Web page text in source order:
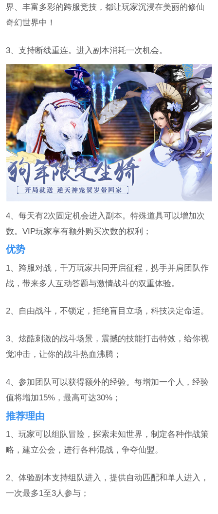
界、丰富多彩的跨服竞技，都让玩家沉浸在美丽的修仙
奇幻世界中！
3、支持断线重连。进入副本消耗一次机会。
4、每天有2次固定机会进入副本。特殊道具可以增加次
数。VIP玩家享有额外购买次数的权利；
优势
1、跨服对战，千万玩家共同开启征程，携手并肩团队作
战，带来多人互动答题与激情战斗的双重体验。
2、自由战斗，不锁定，拒绝盲目立场，科技决定命运。
3、炫酷刺激的战斗场景，震撼的技能打击特效，给你视
觉冲击，让你的战斗热血沸腾；
4、参加团队可以获得额外的经验。每增加一个人，经验
值将增加15%，最高可达30%；
推荐理由
1、玩家可以组队冒险，探索未知世界，制定各种作战策
略，建立公会，进行各种混战，争夺仙盟。
2、体验副本支持组队进入，提供自动匹配和单人进入，
一次最多1至3人参与；